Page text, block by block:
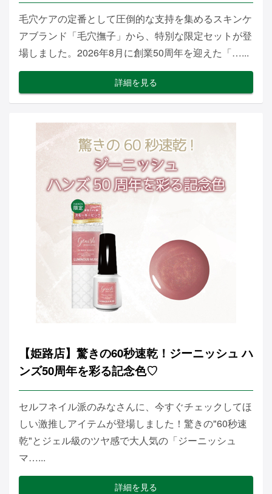
毛穴ケアの定番として圧倒的な支持を集めるスキンケ
アブランド「毛穴撫子」から、特別な限定セットが登
場しました。2026年8月に創業50周年を迎えた「…...
詳細を見る
【姫路店】驚きの60秒速乾！ジーニッシュ ハ
ンズ50周年を彩る記念色♡
セルフネイル派のみなさんに、今すぐチェックしてほ
しい激推しアイテムが登場しました！驚きの"60秒速
乾"とジェル級のツヤ感で大人気の「ジーニッシュ
マ…...
詳細を見る